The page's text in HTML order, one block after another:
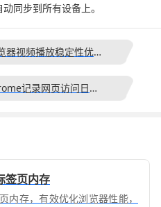
同步到所有设备上。
Chrome浏览器视频播放稳定性优化效果实测如何
google Chrome记录网页访问日志用于离线分析对比报告
签页内存
内存，有效优化浏览器性能，